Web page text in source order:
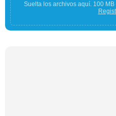
Suelta los archivos aquí. 100